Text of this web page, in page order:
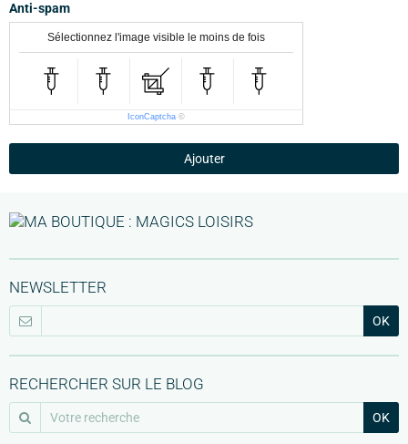
Anti-spam
Sélectionnez l'image visible le moins de fois
IconCaptcha ©
Ajouter
NEWSLETTER
OK
RECHERCHER SUR LE BLOG
OK